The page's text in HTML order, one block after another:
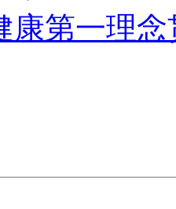
康第一理